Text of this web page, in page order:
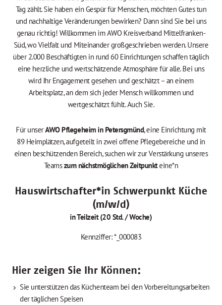
Tag zählt. Sie haben ein Gespür für Menschen, möchten Gutes tun
und nachhaltige Veränderungen bewirken? Dann sind Sie bei uns
genau richtig! Willkommen im AWO Kreisverband Mittelfranken-
Süd, wo Vielfalt und Miteinander großgeschrieben werden. Unsere
über 2.000 Beschäftigten in rund 60 Einrichtungen schaffen täglich
eine herzliche und wertschätzende Atmosphäre für alle. Bei uns
wird Ihr Engagement gesehen und geschätzt – an einem
Arbeitsplatz, an dem sich jeder Mensch willkommen und
wertgeschätzt fühlt. Auch Sie.
Für unserAWO Pflegeheim in Petersgmünd, eine Einrichtung mit
89 Heimplätzen, aufgeteilt in zwei offene Pflegebereiche und in
einen beschützenden Bereich, suchen wir zur Verstärkung unseres
Teamszum nächstmöglichen Zeitpunkteine*n
Hauswirtschafter*in Schwerpunkt Küche
(m/w/d)
in Teilzeit (20 Std. / Woche)
Kennziffer: *_000083
Hier zeigen Sie Ihr Können:
Sie unterstützen das Küchenteam bei den Vorbereitungsarbeiten
der täglichen Speisen